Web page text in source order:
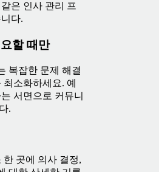
은 인사 관리 프
다.
할 때만
복잡한 문제 해결
소화하세요. 예
서면으로 커뮤니
.
곳에 의사 결정,